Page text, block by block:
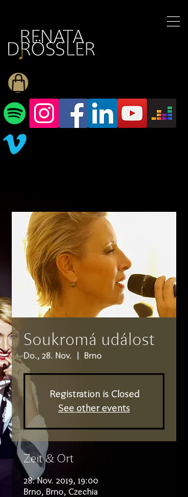
Soukromá událost
Do., 28. Nov. Brno
Registration is Closed
See other events
Zeit & Ort
28. Nov. 2019, 19:00
Brno, Brno, Czechia